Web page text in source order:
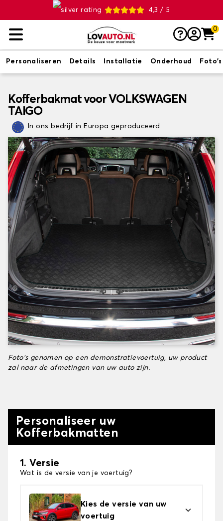
4,3 / 5
0
Personaliseren Details Installatie Onderhoud Foto's
Kofferbakmat voor VOLKSWAGEN
TAIGO
In ons bedrijf in Europa geproduceerd
Foto's genomen op een demonstratievoertuig, uw product
zal naar de afmetingen van uw auto zijn.
Personaliseer uw
Kofferbakmatten
1. Versie
Wat is de versie van je voertuig?
Kies de versie van uw
voertuig